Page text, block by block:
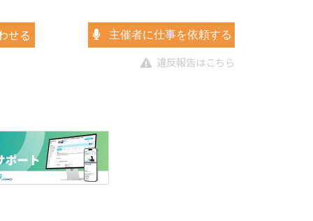
せる 主催者に仕事を依頼する
違反報告はこちら